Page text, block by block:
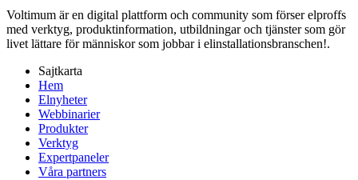
Voltimum är en digital plattform och community som förser elproffs
med verktyg, produktinformation, utbildningar och tjänster som gör
livet lättare för människor som jobbar i elinstallationsbranschen!.
Sajtkarta
Hem
Elnyheter
Webbinarier
Produkter
Verktyg
Expertpaneler
Våra partners